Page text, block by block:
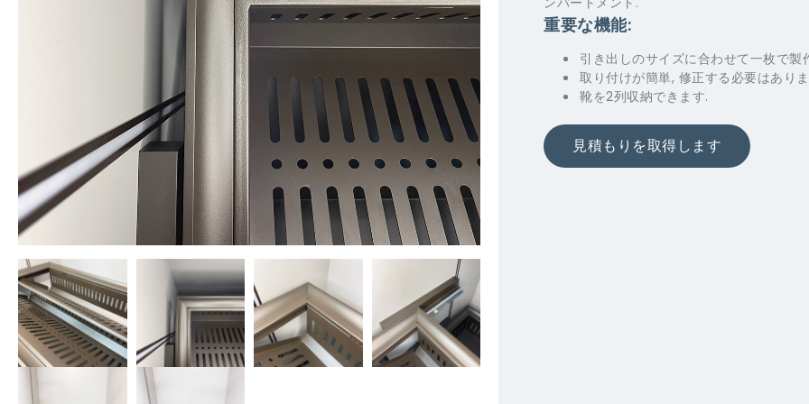
重要な機能:
引き出しのサイズに合わせて一枚で製
取り付けが簡単, 修正する必要はあり
靴を2列収納できます.
見積もりを取得します